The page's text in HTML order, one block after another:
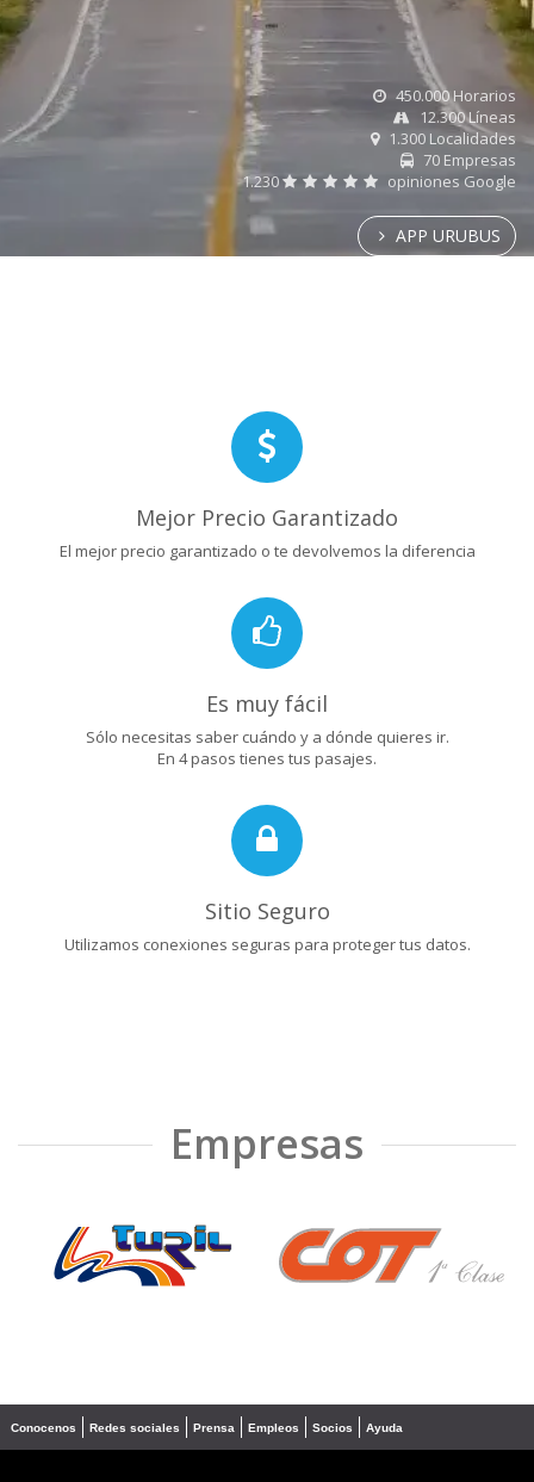
450.000 Horarios
12.300 Líneas
1.300 Localidades
70 Empresas
1.230
opiniones Google
APP URUBUS
Mejor Precio Garantizado
El mejor precio garantizado o te devolvemos la diferencia
Es muy fácil
Sólo necesitas saber cuándo y a dónde quieres ir.
En 4 pasos tienes tus pasajes.
Sitio Seguro
Utilizamos conexiones seguras para proteger tus datos.
Empresas
❮ ❯
Conocenos Redes sociales Prensa Empleos Socios Ayuda